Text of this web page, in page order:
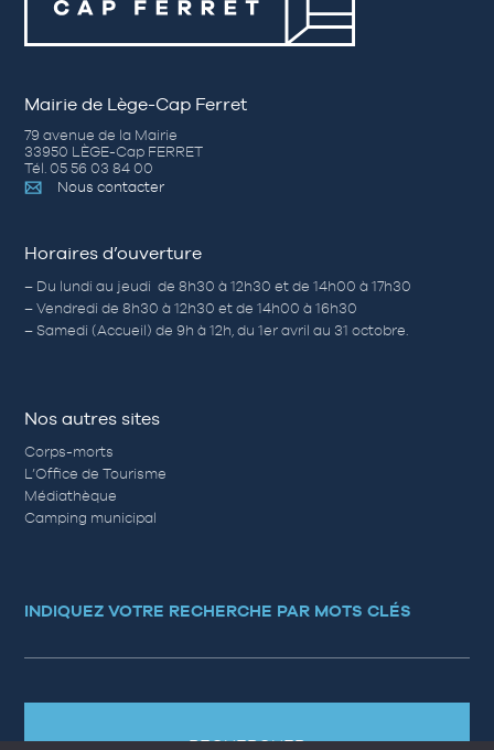
Mairie de Lège-Cap Ferret
79 avenue de la Mairie
33950 LÈGE-Cap FERRET
Tél. 05 56 03 84 00
Nous contacter
Horaires d’ouverture
– Du lundi au jeudi de 8h30 à 12h30 et de 14h00 à 17h30
– Vendredi de 8h30 à 12h30 et de 14h00 à 16h30
– Samedi (Accueil) de 9h à 12h, du 1er avril au 31 octobre.
Nos autres sites
Corps-morts
L’Office de Tourisme
Médiathèque
Camping municipal
INDIQUEZ VOTRE RECHERCHE PAR MOTS CLÉS
RECHERCHER